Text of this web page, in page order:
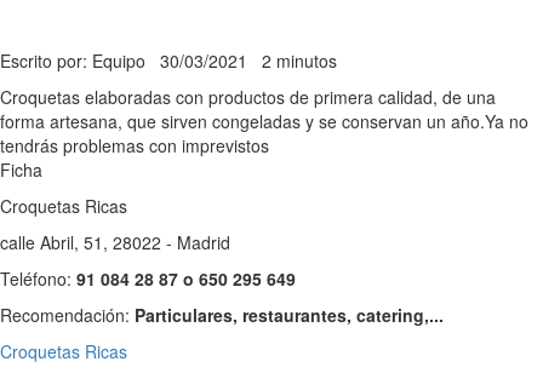
Escrito por: Equipo 30/03/2021 2 minutos
Croquetas elaboradas con productos de primera calidad, de una
forma artesana, que sirven congeladas y se conservan un año.Ya no
tendrás problemas con imprevistos
Ficha
Croquetas Ricas
calle Abril, 51, 28022 - Madrid
Teléfono: 91 084 28 87 o 650 295 649
Recomendación: Particulares, restaurantes, catering,...
Croquetas Ricas